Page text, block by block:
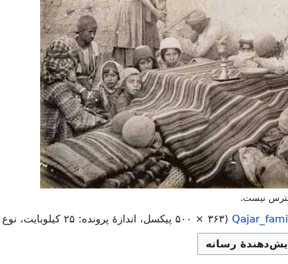
نیست.
(۵۰۰ × ۳۶۳پیکسل، اندازهٔ پرونده: ۲۵ کیلوبایت، نوع MIME پرونده:
رسانه